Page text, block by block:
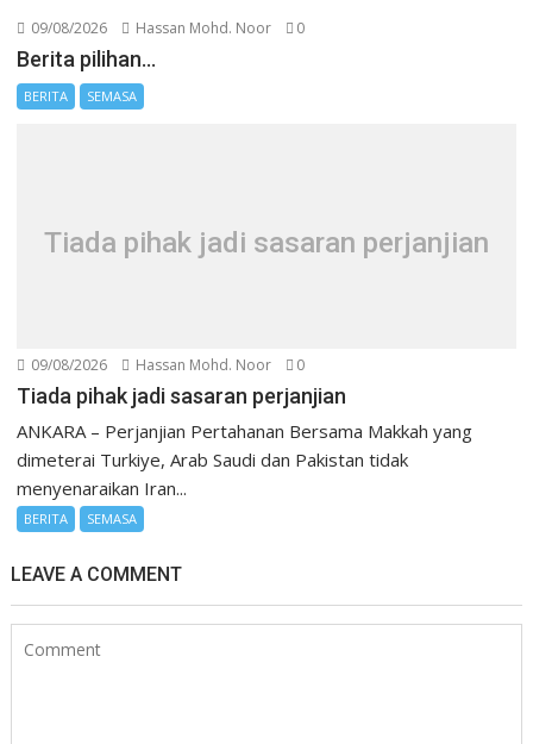
09/08/2026 Hassan Mohd. Noor 0
Berita pilihan…
BERITA SEMASA
Tiada pihak jadi sasaran perjanjian
09/08/2026 Hassan Mohd. Noor 0
Tiada pihak jadi sasaran perjanjian
ANKARA – Perjanjian Pertahanan Bersama Makkah yang
dimeterai Turkiye, Arab Saudi dan Pakistan tidak
menyenaraikan Iran...
BERITA SEMASA
LEAVE A COMMENT